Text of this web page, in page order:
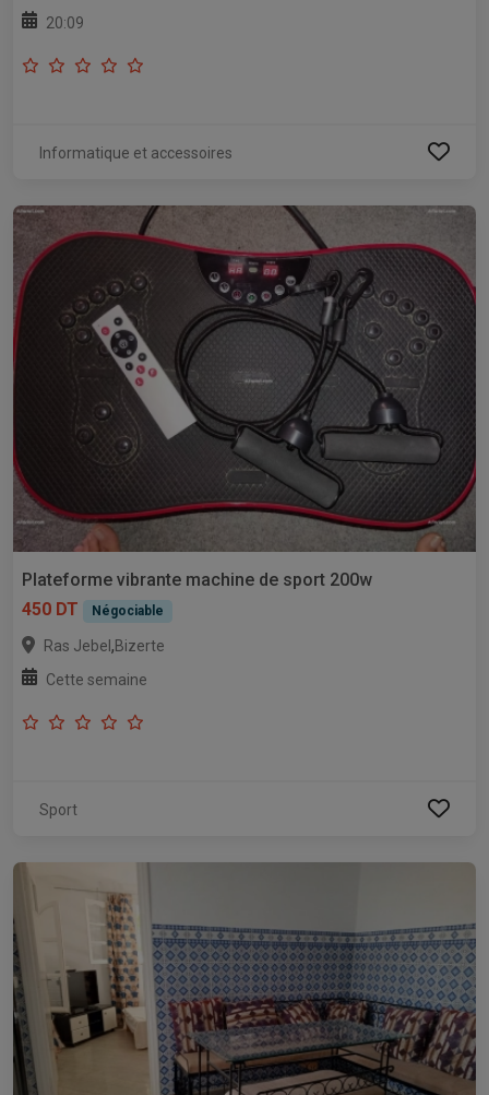
20:09
Informatique et accessoires
Plateforme vibrante machine de sport 200w
450 DT
Négociable
Ras Jebel,Bizerte
Cette semaine
Sport